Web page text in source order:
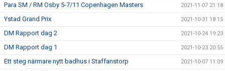
Para SM / RM Osby 5-7/11 Copenhagen Masters 2021-11-07 21:18
Ystad Grand Prix 2021-10-31 18:15
DM Rapport dag 2 2021-10-24 19:23
DM Rapport dag 1 2021-10-23 20:55
Ett steg närmare nytt badhus i Staffanstorp 2021-10-07 11:09